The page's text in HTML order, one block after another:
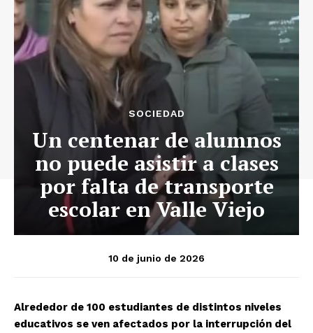
SOCIEDAD
Un centenar de alumnos
no puede asistir a clases
por falta de transporte
escolar en Valle Viejo
10 de junio de 2026
Alrededor de 100 estudiantes de distintos niveles
educativos se ven afectados por la interrupción del